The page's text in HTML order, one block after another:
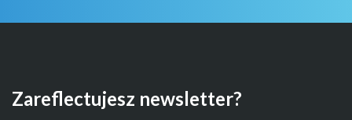
Zareflectujesz newsletter?